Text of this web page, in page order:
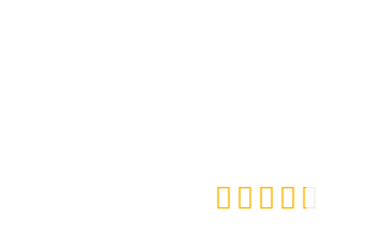
    